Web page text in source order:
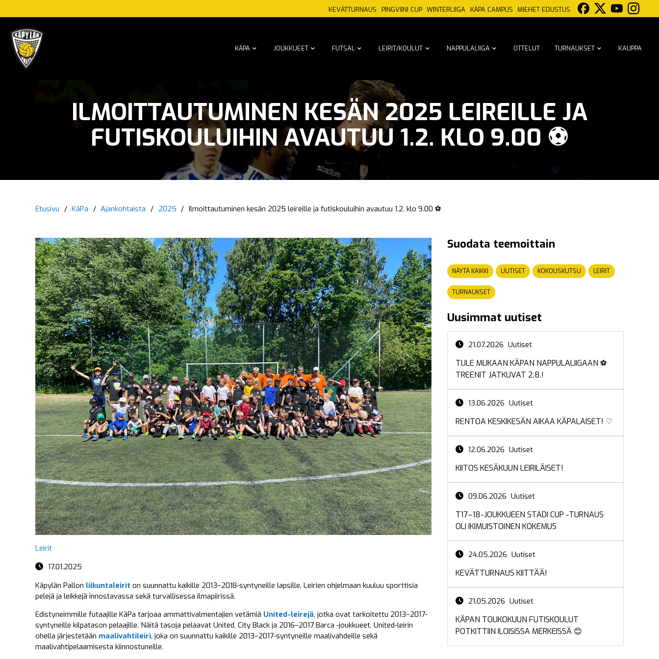
KEVÄTTURNAUS PINGVIINI CUP WINTERLIIGA KÄPA CAMPUS MIEHET EDUSTUS
KÄPA JOUKKUEET FUTSAL LEIRIT/KOULUT NAPPULALIIGA OTTELUT TURNAUKSET KAUPPA
ILMOITTAUTUMINEN KESÄN 2025 LEIREILLE JA
FUTISKOULUIHIN AVAUTUU 1.2. KLO 9.00 ⚽
Etusivu / KäPa / Ajankohtaista / 2025 / Ilmoittautuminen kesän 2025 leireille ja futiskouluihin avautuu 1.2. klo 9.00 ⚽
Leirit
17.01.2025
Käpylän Pallon liikuntaleirit on suunnattu kaikille 2013–2018-syntyneille lapsille. Leirien ohjelmaan kuuluu sporttisia
pelejä ja leikkejä innostavassa sekä turvallisessa ilmapiirissä.
Edistyneimmille futaajille KäPa tarjoaa ammattivalmentajien vetämiä United-leirejä, jotka ovat tarkoitettu 2013–2017-
syntyneille kilpatason pelaajille. Näitä tasoja pelaavat United, City Black ja 2016–2017 Barca -joukkueet. United-leirin
ohella järjestetään maalivahtileiri, joka on suunnattu kaikille 2013–2017-syntyneille maalivahdeille sekä
maalivahtipelaamisesta kiinnostuneille.
Suodata teemoittain
NÄYTÄ KAIKKI UUTISET KOKOUSKUTSU LEIRIT
TURNAUKSET
Uusimmat uutiset
21.07.2026 Uutiset
TULE MUKAAN KÄPAN NAPPULALIIGAAN ⚽
TREENIT JATKUVAT 2.8.!
13.06.2026 Uutiset
RENTOA KESKIKESÄN AIKAA KÄPALAISET! ♡
12.06.2026 Uutiset
KIITOS KESÄKUUN LEIRILÄISET!
09.06.2026 Uutiset
T17–18-JOUKKUEEN STADI CUP -TURNAUS
OLI IKIMUISTOINEN KOKEMUS
24.05.2026 Uutiset
KEVÄTTURNAUS KIITTÄÄ!
21.05.2026 Uutiset
KÄPAN TOUKOKUUN FUTISKOULUT
POTKITTIIN ILOISISSA MERKEISSÄ 😊